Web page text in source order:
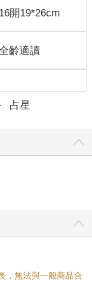
16開19*26cm
齡適讀
占星
，無法與一般商品合